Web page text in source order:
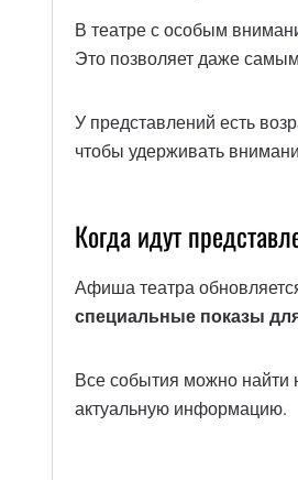
В театре с особым
Это позволяет даже
У представлений есть
чтобы удерживать
Когда идут
Афиша театра
специальные показы
Все события можно найти
актуальную информацию.